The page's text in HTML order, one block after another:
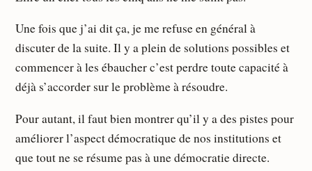
Une fois que j’ai dit ça, je me refuse en général à
discuter de la suite. Il y a plein de solutions possibles et
commencer à les ébaucher c’est perdre toute capacité à
déjà s’accorder sur le problème à résoudre.
Pour autant, il faut bien montrer qu’il y a des pistes pour
améliorer l’aspect démocratique de nos institutions et
que tout ne se résume pas à une démocratie directe.